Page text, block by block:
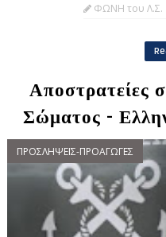
ΦΩΝΗ του Λ.Σ.
Αποστρατείες
Σώματος -
ΠΡΟΣΛΗΨΕΙΣ-ΠΡΟΑΓΩΓΕΣ